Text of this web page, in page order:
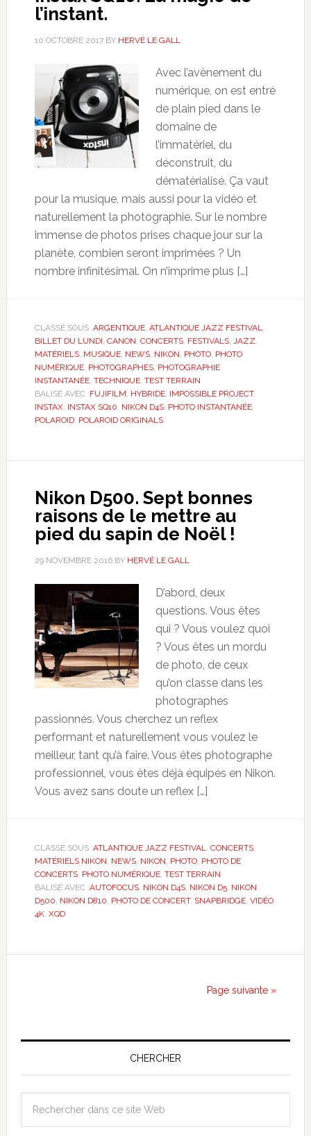
l’instant.
10 OCTOBRE 2017BY HERVÉ LE GALL
Avec l’avènement du
numérique, on est entré
de plain pied dans le
domaine de
l’immatériel, du
déconstruit, du
dématérialisé. Ça vaut
pour la musique, mais aussi pour la vidéo et
naturellement la photographie. Sur le nombre
immense de photos prises chaque jour sur la
planète, combien seront imprimées ? Un
nombre infinitésimal. On n’imprime plus […]
CLASSÉ SOUS :ARGENTIQUE, ATLANTIQUE JAZZ FESTIVAL
BILLET DU LUNDI CANON CONCERTS, FESTIVALS, JAZZ
MATÉRIELS, MUSIQUE, NEWS, NIKON PHOTO, PHOTO
NUMÉRIQUE, PHOTOGRAPHES, PHOTOGRAPHIE
INSTANTANÉE, TECHNIQUE, TEST TERRAIN
BALISÉ AVEC :FUJIFILM HYBRIDE, IMPOSSIBLE PROJECT,
INSTAX, INSTAX SQ10 NIKON D4S, PHOTO INSTANTANÉE,
POLAROID, POLAROID ORIGINALS
Nikon D500. Sept bonnes
raisons de le mettre au
pied du sapin de Noël !
29 NOVEMBRE 2016BY HERVÉ LE GALL
D’abord, deux
questions. Vous êtes
qui ? Vous voulez quoi
? Vous êtes un mordu
de photo, de ceux
qu’on classe dans les
photographes
passionnés. Vous cherchez un reflex
performant et naturellement vous voulez le
meilleur, tant qu’à faire. Vous êtes photographe
professionnel, vous êtes déjà équipés en Nikon.
Vous avez sans doute un reflex […]
CLASSÉ SOUS :ATLANTIQUE JAZZ FESTIVAL CONCERTS,
MATÉRIELS NIKON NEWS, NIKON PHOTO, PHOTO DE
CONCERTS, PHOTO NUMÉRIQUE, TEST TERRAIN
BALISÉ AVEC :AUTOFOCUS, NIKON D4S, NIKON D5, NIKON
D500 NIKON D810 PHOTO DE CONCERT, SNAPBRIDGE, VIDÉO
4K, XQD
Page suivante »
CHERCHER